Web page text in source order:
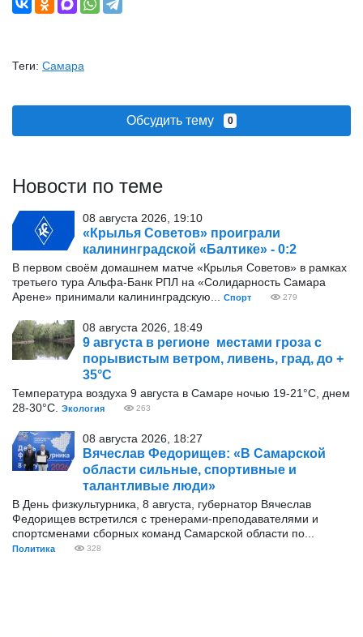
Теги: Самара
Обсудить тему 0
Новости по теме
08 августа 2026, 19:10
«Крылья Советов» проиграли
калининградской «Балтике» - 0:2
В первом своём домашнем матче «Крылья Советов» в рамках
третьего тура Альфа-Банк РПЛ на «Солидарность Самара
Арене» принимали калининградскую...
Спорт 279
08 августа 2026, 18:49
9 августа в регионе местами гроза с
порывистым ветром, ливень, град, до +
35°С
Температура воздуха 9 августа в Самаре ночью 19-21°С, днем
28-30°С.
Экология 263
08 августа 2026, 18:27
Вячеслав Федорищев: «В Самарской
области сильные, спортивные и
талантливые люди»
В День физкультурника, 8 августа, губернатор Вячеслав
Федорищев встретился с тренерами-преподавателями и
спортсменами сборных команд Самарской области по...
Политика 328